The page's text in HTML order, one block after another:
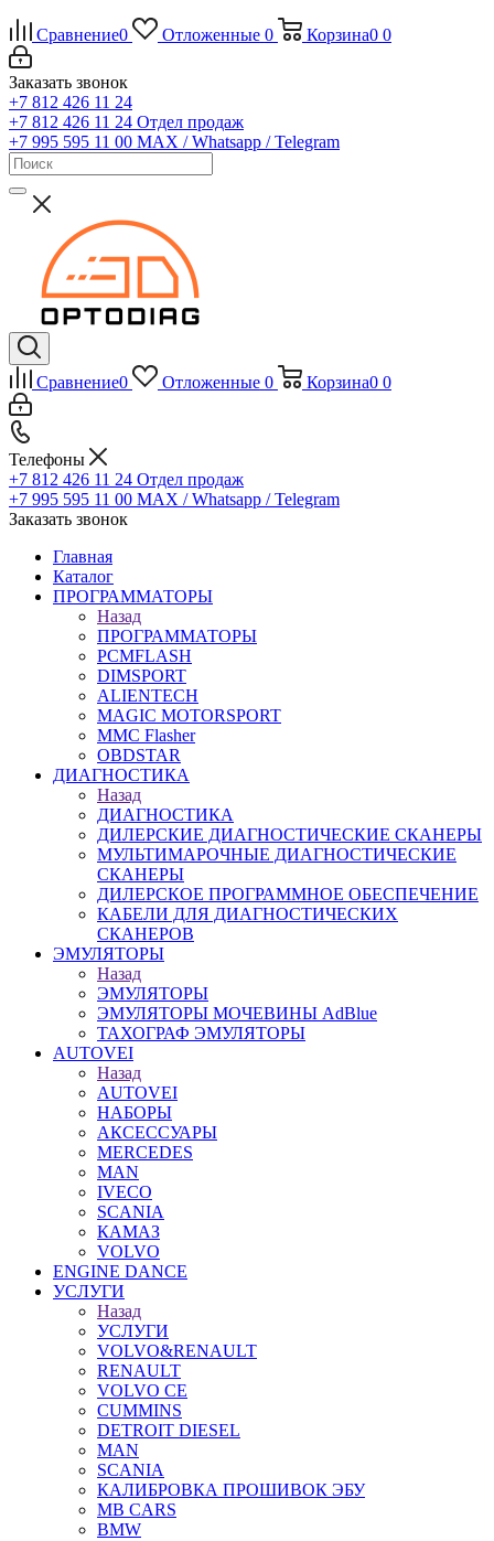
Сравнение0 Отложенные 0 Корзина0 0
Заказать звонок
+7 812 426 11 24
+7 812 426 11 24 Отдел продаж
+7 995 595 11 00 MAX / Whatsapp / Telegram
Сравнение0 Отложенные 0 Корзина0 0
Телефоны
+7 812 426 11 24 Отдел продаж
+7 995 595 11 00 MAX / Whatsapp / Telegram
Заказать звонок
Главная
Каталог
ПРОГРАММАТОРЫ
Назад
ПРОГРАММАТОРЫ
PCMFLASH
DIMSPORT
ALIENTECH
MAGIC MOTORSPORT
MMC Flasher
OBDSTAR
ДИАГНОСТИКА
Назад
ДИАГНОСТИКА
ДИЛЕРСКИЕ ДИАГНОСТИЧЕСКИЕ СКАНЕРЫ
МУЛЬТИМАРОЧНЫЕ ДИАГНОСТИЧЕСКИЕ
СКАНЕРЫ
ДИЛЕРСКОЕ ПРОГРАММНОЕ ОБЕСПЕЧЕНИЕ
КАБЕЛИ ДЛЯ ДИАГНОСТИЧЕСКИХ
СКАНЕРОВ
ЭМУЛЯТОРЫ
Назад
ЭМУЛЯТОРЫ
ЭМУЛЯТОРЫ МОЧЕВИНЫ АdBlue
ТАХОГРАФ ЭМУЛЯТОРЫ
AUTOVEI
Назад
AUTOVEI
НАБОРЫ
АКСЕССУАРЫ
MERCEDES
MAN
IVECO
SCANIA
КАМАЗ
VOLVO
ENGINE DANCE
УСЛУГИ
Назад
УСЛУГИ
VOLVO&RENAULT
RENAULT
VOLVO CE
CUMMINS
DETROIT DIESEL
MAN
SCANIA
КАЛИБРОВКА ПРОШИВОК ЭБУ
MB CARS
BMW